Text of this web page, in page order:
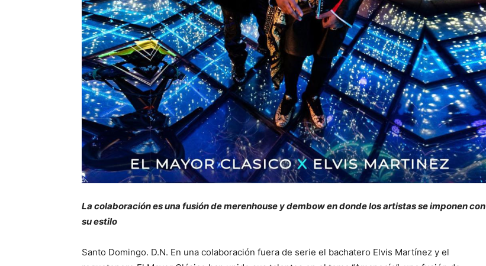
La colaboración es una fusión de merenhouse y dembow en donde los artistas se imponen con
su estilo
Santo Domingo. D.N. En una colaboración fuera de serie el bachatero Elvis Martínez y el